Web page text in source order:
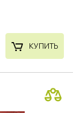
КУПИТЬ